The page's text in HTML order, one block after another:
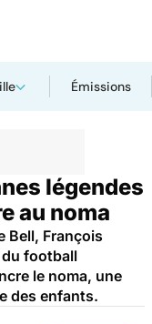
Émissions
légendes
au noma
Bell, François
du football
le noma, une
des enfants.